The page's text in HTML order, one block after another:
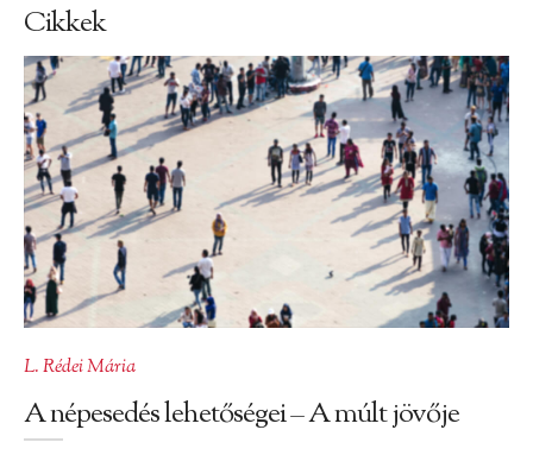
Cikkek
L. Rédei Mária
A népesedés lehetőségei – A múlt jövője